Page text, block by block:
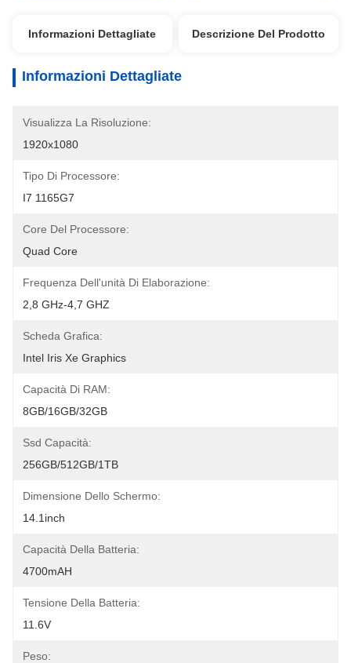
Informazioni Dettagliate Descrizione Del Prodotto
Informazioni Dettagliate
Visualizza La Risoluzione:
1920x1080
Tipo Di Processore:
I7 1165G7
Core Del Processore:
Quad Core
Frequenza Dell'unità Di Elaborazione:
2,8 GHz-4,7 GHZ
Scheda Grafica:
Intel Iris Xe Graphics
Capacità Di RAM:
8GB/16GB/32GB
Ssd Capacità:
256GB/512GB/1TB
Dimensione Dello Schermo:
14.1inch
Capacità Della Batteria:
4700mAH
Tensione Della Batteria:
11.6V
Peso: